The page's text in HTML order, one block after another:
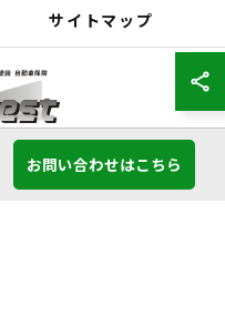
お問い合わせはこちら
サイトマップ
ALL RIGHTS RESERVED.